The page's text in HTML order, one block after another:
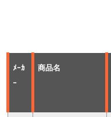
ﾒｰｶ
ｰ
商品名